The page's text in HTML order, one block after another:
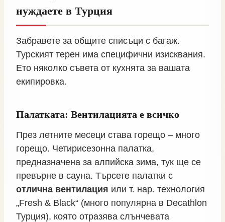
нуждаете в Турция
Забравете за общите списъци с багаж.
Турският терен има специфични изисквания.
Ето няколко съвета от кухнята за вашата
екипировка.
Палатката: Вентилацията е всичко
През летните месеци става горещо – много
горещо. Четирисезонна палатка,
предназначена за алпийска зима, тук ще се
превърне в сауна. Търсете палатки с
отлична вентилация или т. нар. технология
„Fresh & Black“ (много популярна в Decathlon
Турция), която отразява слънчевата